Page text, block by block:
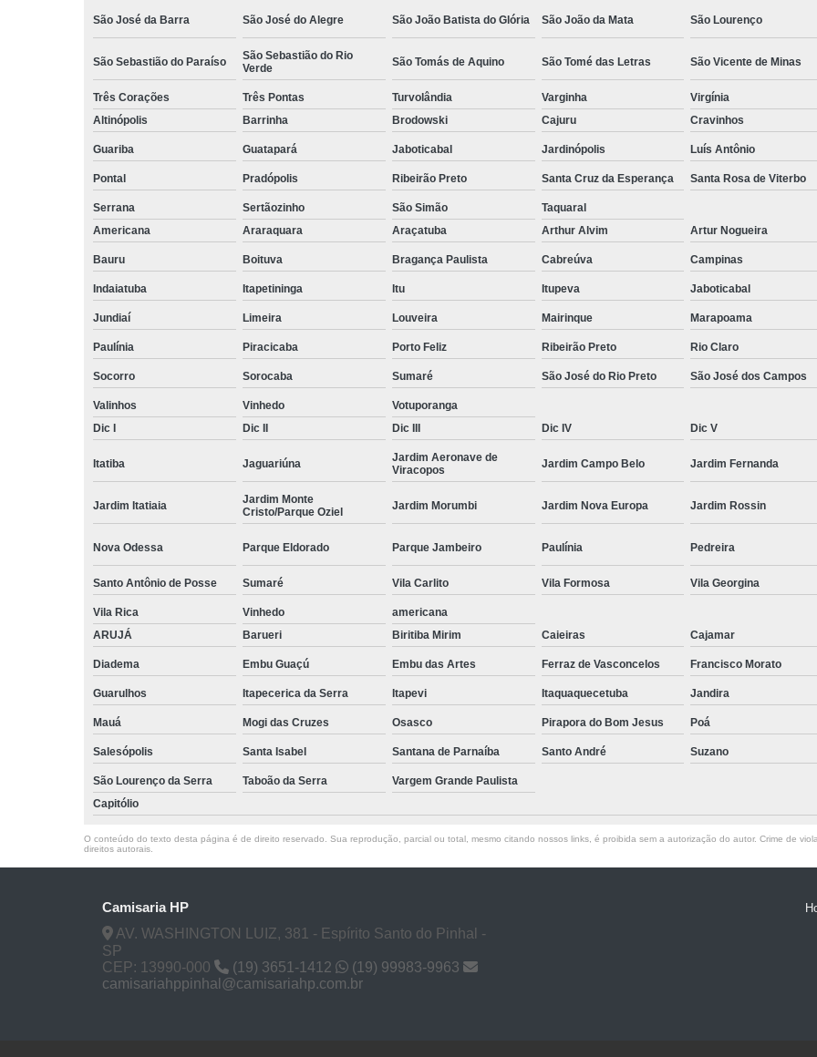
Fábrica de Camisa Social de Homem
Fábrica de Camisa Social para
Loja com Moda Masculina
Loja de Moda
Loja Executivo Moda Masculina
Loja
Loja Moda Masculina Online
Loja Moda
Moda Masculina Loja
Moda Atual
Moda Casual Masculina
Moda
Moda Masculina Camisa
Moda Masculina
Moda Masculina Inverno
Moda
Moda Social Masculina
Roupas
Roupas Masculinas
Roupas Masculinas
Roupas Masculinas Estilosas
Roupas Masculinas Plus Size
Roupas
São José da Barra São José do Alegre São João Batista do Glória São João da Mata São Lourenço
São Sebastião do Paraíso
São Sebastião do Rio
Verde
São Tomás de Aquino São Tomé das Letras São Vicente de Minas
Três Corações Três Pontas Turvolândia Varginha Virgínia
Altinópolis
Barrinha Brodowski Cajuru Cravinhos
Guariba Guatapará Jaboticabal Jardinópolis Luís Antônio
Pontal Pradópolis Ribeirão Preto Santa Cruz da Esperança Santa Rosa de Viterbo
Serrana Sertãozinho São Simão
Taquaral
Americana
Araraquara Araçatuba Arthur Alvim Artur Nogueira
Bauru Boituva Bragança Paulista Cabreúva Campinas
Indaiatuba Itapetininga Itu Itupeva Jaboticabal
Jundiaí Limeira Louveira Mairinque Marapoama
Paulínia Piracicaba Porto Feliz Ribeirão Preto Rio Claro
Socorro Sorocaba Sumaré São José do Rio Preto São José dos Campos
Valinhos Vinhedo
Votuporanga
Dic I
Dic II Dic III Dic IV Dic V
Itatiba Jaguariúna
Jardim Aeronave de
Viracopos
Jardim Campo Belo Jardim Fernanda
Jardim Itatiaia
Jardim Monte
Cristo/Parque Oziel
Jardim Morumbi Jardim Nova Europa Jardim Rossin
Nova Odessa Parque Eldorado Parque Jambeiro Paulínia Pedreira
Santo Antônio de Posse Sumaré Vila Carlito Vila Formosa Vila Georgina
Vila Rica Vinhedo
americana
ARUJÁ
Barueri Biritiba Mirim Caieiras Cajamar
Diadema Embu Guaçú Embu das Artes Ferraz de Vasconcelos Francisco Morato
Guarulhos Itapecerica da Serra Itapevi Itaquaquecetuba Jandira
Mauá Mogi das Cruzes Osasco Pirapora do Bom Jesus Poá
Salesópolis Santa Isabel Santana de Parnaíba Santo André Suzano
São Lourenço da Serra Taboão da Serra
Vargem Grande Paulista
Capitólio
O conteúdo do texto desta página é de direito reservado. Sua reprodução, parcial ou total, mesmo citando nossos links, é proibida sem a autorização do autor. Crime de
direitos autorais
Camisaria HP
AV. WASHINGTON LUIZ, 381 - Espírito Santo do Pinhal -
SP
CEP: 13990-000
(19) 3651-1412
(19) 99983-9963
camisariahppinhal@camisariahp.com.br